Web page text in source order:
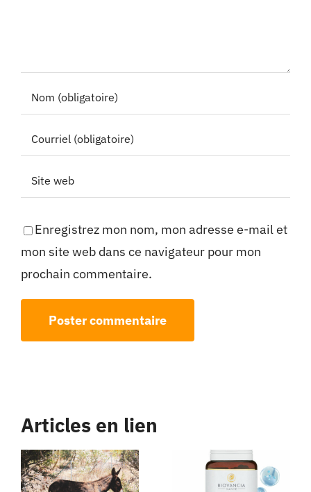
Enregistrez mon nom, mon adresse e-mail et
mon site web dans ce navigateur pour mon
prochain commentaire.
Articles en lien